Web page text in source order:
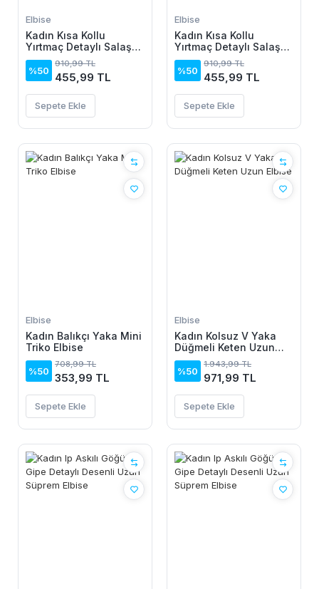
Elbise
Kadın Kısa Kollu
Yırtmaç Detaylı Salaş
Viskon Elbise
%50
910,99 TL
455,99 TL
Sepete Ekle
Elbise
Kadın Kısa Kollu
Yırtmaç Detaylı Salaş
Viskon Elbise
%50
910,99 TL
455,99 TL
Sepete Ekle
Elbise
Kadın Balıkçı Yaka Mini
Triko Elbise
%50
708,99 TL
353,99 TL
Sepete Ekle
Elbise
Kadın Kolsuz V Yaka
Düğmeli Keten Uzun
Elbise
%50
1.943,99 TL
971,99 TL
Sepete Ekle